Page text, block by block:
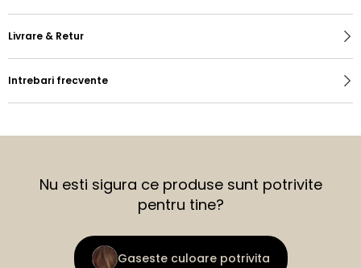
Livrare & Retur
Intrebari frecvente
Nu esti sigura ce produse sunt potrivite
pentru tine?
Gaseste culoare potrivita